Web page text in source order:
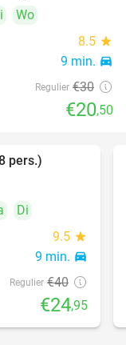
Wo
8.5 star
9 min. directions_car
Regulier €30
€20,50
pers.)
Di
9.5 star
9 min. directions_car
Regulier €40
€24,95